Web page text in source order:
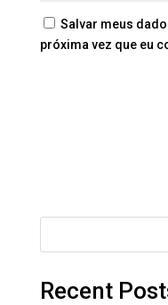
Salvar meus
próxima vez que eu
Recent